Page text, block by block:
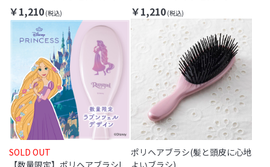
ル）
￥1,210
ミン）
￥1,210
SOLD OUT
【数量限定】ポリヘアブラシL
ポリヘアブラシ(髪と頭皮に心地
よいブラシ)